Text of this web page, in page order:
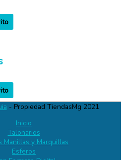
- Propiedad TiendasMg 2021
Inicio
Talonarios
Manillas y Marquillas
Esferos